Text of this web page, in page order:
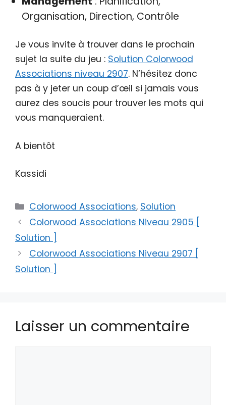
Organisation, Direction, Contrôle
Je vous invite à trouver dans le prochain
sujet la suite du jeu : Solution Colorwood
Associations niveau 2907. N’hésitez donc
pas à y jeter un coup d’œil si jamais vous
aurez des soucis pour trouver les mots qui
vous manqueraient.
A bientôt
Kassidi
Catégories
Colorwood Associations, Solution
Colorwood Associations Niveau 2905 [
Solution ]
Colorwood Associations Niveau 2907 [
Solution ]
Laisser un commentaire